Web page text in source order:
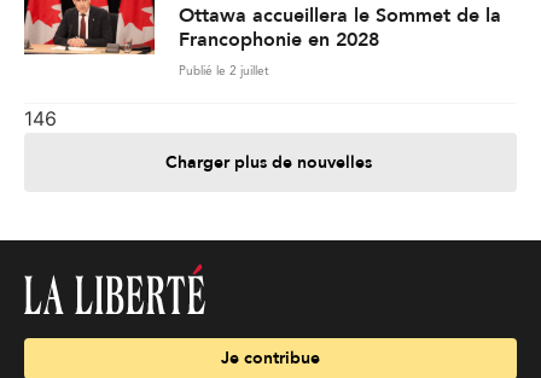
Ottawa accueillera le Sommet de la
Francophonie en 2028
Publié le 2 juillet
146
Charger plus de nouvelles
Je contribue